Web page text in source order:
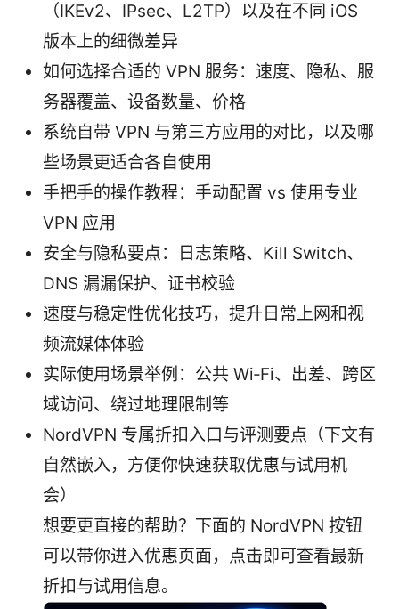
（IKEv2、IPsec、L2TP）以及在不同 iOS
版本上的细微差异
如何选择合适的 VPN 服务：速度、隐私、服
务器覆盖、设备数量、价格
系统自带 VPN 与第三方应用的对比，以及哪
些场景更适合各自使用
手把手的操作教程：手动配置 vs 使用专业
VPN 应用
安全与隐私要点：日志策略、Kill Switch、
DNS 漏漏保护、证书校验
速度与稳定性优化技巧，提升日常上网和视
频流媒体体验
实际使用场景举例：公共 Wi‑Fi、出差、跨区
域访问、绕过地理限制等
NordVPN 专属折扣入口与评测要点（下文有
自然嵌入，方便你快速获取优惠与试用机
会）
想要更直接的帮助？下面的 NordVPN 按钮
可以带你进入优惠页面，点击即可查看最新
折扣与试用信息。